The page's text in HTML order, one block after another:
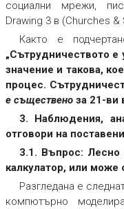
социални мрежи,
Drawing 3 в (Churches
Както е
„Сътрудничеството
значение и такова,
процес.
е същественоза 21-ви
3. Наблюдения,
отговори на
3.1. Въпрос: Лесно
калкулатор, или може
Разгледана е
компютърно